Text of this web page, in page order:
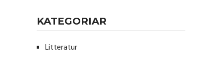
KATEGORIAR
Litteratur